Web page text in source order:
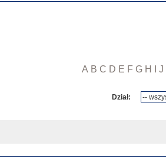
A B C D E F G H J
Dział: